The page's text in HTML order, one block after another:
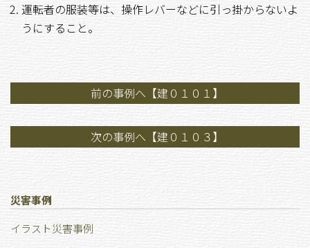
運転者の服装等は、操作レバーなどに引っ掛からないよ
うにすること。
前の事例へ【建０１０１】
次の事例へ【建０１０３】
災害事例
イラスト災害事例